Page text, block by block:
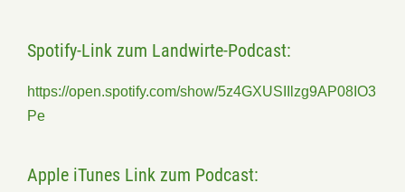
Spotify-Link zum Landwirte-Podcast:
https://open.spotify.com/show/5z4GXUSIIlzg9AP08IO3
Pe
Apple iTunes Link zum Podcast: